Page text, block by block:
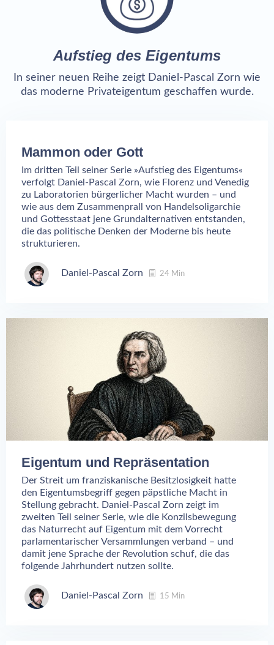
Aufstieg des Eigentums
In seiner neuen Reihe zeigt Daniel-Pascal Zorn wie
das moderne Privateigentum geschaffen wurde.
Mammon oder Gott
Im dritten Teil seiner Serie »Aufstieg des Eigentums«
verfolgt Daniel-Pascal Zorn, wie Florenz und Venedig
zu Laboratorien bürgerlicher Macht wurden – und
wie aus dem Zusammenprall von Handelsoligarchie
und Gottesstaat jene Grundalternativen entstanden,
die das politische Denken der Moderne bis heute
strukturieren.
Daniel-Pascal Zorn 24 Min
Eigentum und Repräsentation
Der Streit um franziskanische Besitzlosigkeit hatte
den Eigentumsbegriff gegen päpstliche Macht in
Stellung gebracht. Daniel-Pascal Zorn zeigt im
zweiten Teil seiner Serie, wie die Konzilsbewegung
das Naturrecht auf Eigentum mit dem Vorrecht
parlamentarischer Versammlungen verband – und
damit jene Sprache der Revolution schuf, die das
folgende Jahrhundert nutzen sollte.
Daniel-Pascal Zorn 15 Min